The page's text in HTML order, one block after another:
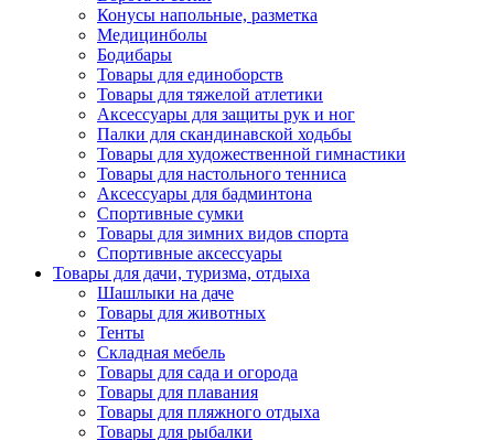
Конусы напольные, разметка
Медицинболы
Бодибары
Товары для единоборств
Товары для тяжелой атлетики
Аксессуары для защиты рук и ног
Палки для скандинавской ходьбы
Товары для художественной гимнастики
Товары для настольного тенниса
Аксессуары для бадминтона
Спортивные сумки
Товары для зимних видов спорта
Спортивные аксессуары
Товары для дачи, туризма, отдыха
Шашлыки на даче
Товары для животных
Тенты
Складная мебель
Товары для сада и огорода
Товары для плавания
Товары для пляжного отдыха
Товары для рыбалки